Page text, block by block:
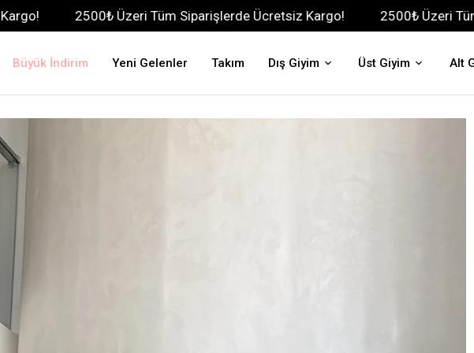
2500₺ Üzeri Tüm Siparişlerde Ücretsiz Kargo! 2500₺ Üzeri Tüm
Büyük İndirim Yeni Gelenler Takım Dış Giyim Üst Giyim Alt